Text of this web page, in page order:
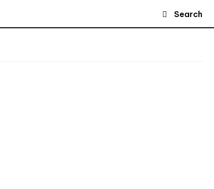
Search